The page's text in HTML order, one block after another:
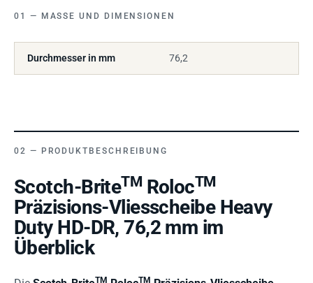
MASSE UND DIMENSIONEN
Durchmesser in mm 76,2
PRODUKTBESCHREIBUNG
Scotch-BriteTM RolocTM
Präzisions-Vliesscheibe Heavy
Duty HD-DR, 76,2 mm im
Überblick
TM TM